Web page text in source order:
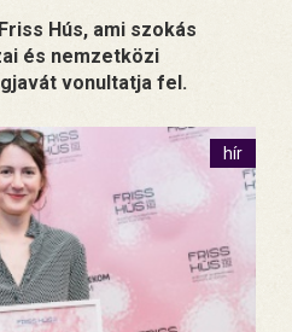
Hús, ami szokás
és nemzetközi
vonultatja fel.
hír